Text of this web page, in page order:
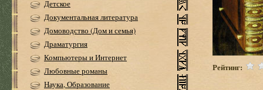
Детское
Документальная литература
Домоводство (Дом и семья)
Драматургия
Компьютеры и Интернет
Любовные романы
Наука, Образование
Рейтинг: